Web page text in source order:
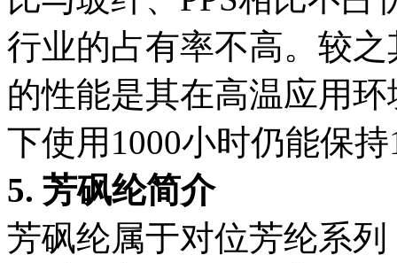
行业的占有率不高。较
的性能是其在高温应用
下使用1000小时仍能保
5. 芳砜纶简介
芳砜纶属于对位芳纶系